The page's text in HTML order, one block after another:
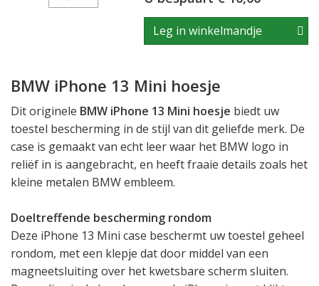
Leg in winkelmandje
BMW iPhone 13 Mini hoesje
Dit originele BMW iPhone 13 Mini hoesje biedt uw
toestel bescherming in de stijl van dit geliefde merk. De
case is gemaakt van echt leer waar het BMW logo in
reliëf in is aangebracht, en heeft fraaie details zoals het
kleine metalen BMW embleem.
Doeltreffende bescherming rondom
Deze iPhone 13 Mini case beschermt uw toestel geheel
rondom, met een klepje dat door middel van een
magneetsluiting over het kwetsbare scherm sluiten.